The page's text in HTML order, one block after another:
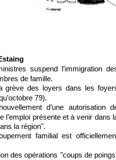
suspend l’immigration
de famille.
grève des loyers dans les
79).
d’une autorisation
l’emploi présente et à venir dans
la région".
familial est
des opérations "coups de